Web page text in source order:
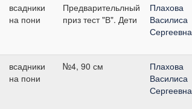
всадники
на пони
Предварительлный
приз тест "В". Дети
Плахова
Василиса
Сергеевна
всадники
на пони
№4, 90 см
Плахова
Василиса
Сергеевна